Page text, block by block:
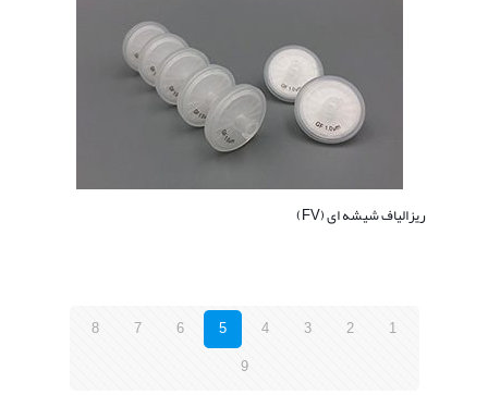
ریزالیاف شیشه ای (FV)
1
2
3
4
5
6
7
8
9